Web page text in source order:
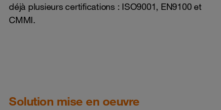
déjà plusieurs certifications : ISO9001, EN9100 et
CMMI.
Solution mise en oeuvre